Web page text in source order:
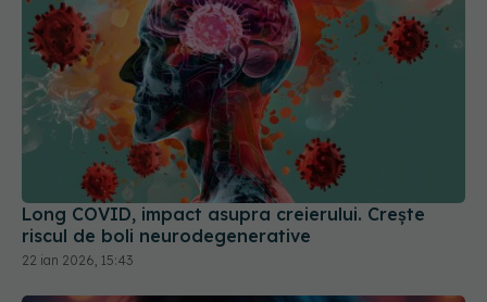
Long COVID, impact asupra creierului. Crește
riscul de boli neurodegenerative
22 ian 2026, 15:43